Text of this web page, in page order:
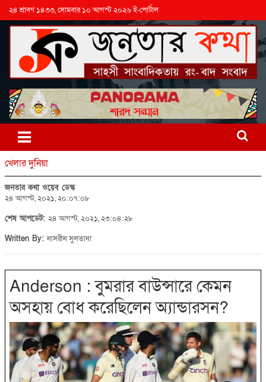
২৪ শ্রাবণ ১৪৩৩, সোমবার ১০ আগস্ট ২০২৬ ই-পোর্টাল
খেলার দুনিয়া
জনতার কথা ওয়েব ডেস্ক
২৪ আগস্ট, ২০২১, ২০:০৭:০৮
শেষ আপডেট: ২৪ আগস্ট, ২০২১, ২৩:০৪:২৮
Written By:নাসরীন সুলতানা
‌Anderson : বুমরার বাউন্সারে কেমন
অসহায় বোধ করেছিলেন অ্যান্ডারসন?‌